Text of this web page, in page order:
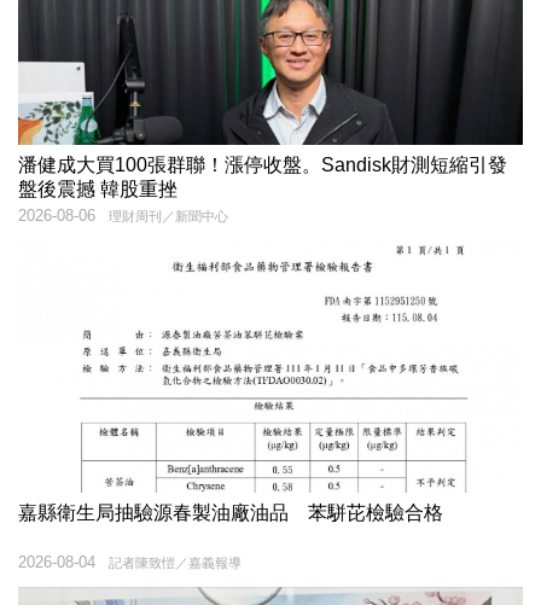
潘健成大買100張群聯！漲停收盤。Sandisk財測短縮引發
盤後震撼 韓股重挫
理財周刊／新聞中心
2026-08-06
嘉縣衛生局抽驗源春製油廠油品 苯駢芘檢驗合格
記者陳致愷／嘉義報導
2026-08-04